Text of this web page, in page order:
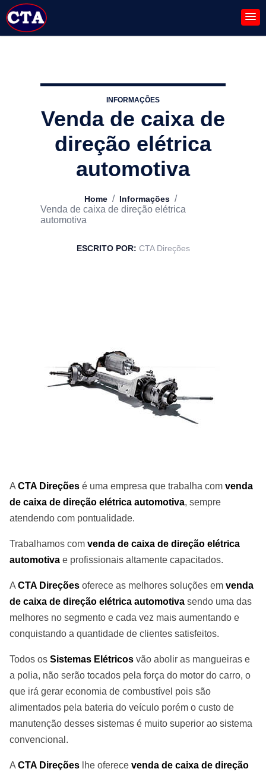
INFORMAÇÕES
Venda de caixa de
direção elétrica
automotiva
Home / Informações /
Venda de caixa de direção elétrica
automotiva
ESCRITO POR: CTA Direções
A CTA Direções é uma empresa que trabalha com venda
de caixa de direção elétrica automotiva, sempre
atendendo com pontualidade.
Trabalhamos com venda de caixa de direção elétrica
automotiva e profissionais altamente capacitados.
A CTA Direções oferece as melhores soluções em venda
de caixa de direção elétrica automotiva sendo uma das
melhores no segmento e cada vez mais aumentando e
conquistando a quantidade de clientes satisfeitos.
Todos os Sistemas Elétricos vão abolir as mangueiras e
a polia, não serão tocados pela força do motor do carro, o
que irá gerar economia de combustível pois são
alimentados pela bateria do veículo porém o custo de
manutenção desses sistemas é muito superior ao sistema
convencional.
A CTA Direções lhe oferece venda de caixa de direção